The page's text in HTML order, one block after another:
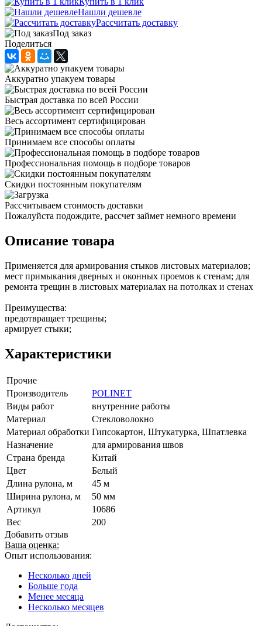
Нашли дешевле
Рассчитать доставку
Под заказ
Поделиться
Аккуратно упакуем товары
Быстрая доставка по всей России
Весь ассортимент сертифицирован
Принимаем все способы оплаты
Профессиональная помощь в подборе товаров
Скидки постоянным покупателям
Рассчитываем стоимость доставки
Пожалуйста подождите, рассчет займет немного времени
Описание товара
Применяется для армирования стыков листовых материалов;
мест примыкания дверных и оконных проемов к стенам; для
ремонта трещин в листовых материалах на потолках и стенах
Преимущества:
предотвращает трещины;
армирует стыки;
Характеристики
Прочие
Производитель
POLINET
Виды работ
внутренние работы
Материал
Стекловолокно
Материал обработки Гипсокартон, Штукатурка, Шпатлевка
Назначение
для армирования швов
Страна бренда
Китай
Цвет
Белый
Длина рулона, м
45 м
Ширина рулона, м
50 мм
Артикул
10686
Вес
200
Добавить отзыв
Ваша оценка:
Опыт использования:
Несколько дней
Больше года
Менее месяца
Несколько месяцев